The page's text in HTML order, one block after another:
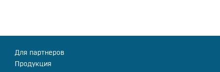
Для партнеров
Продукция